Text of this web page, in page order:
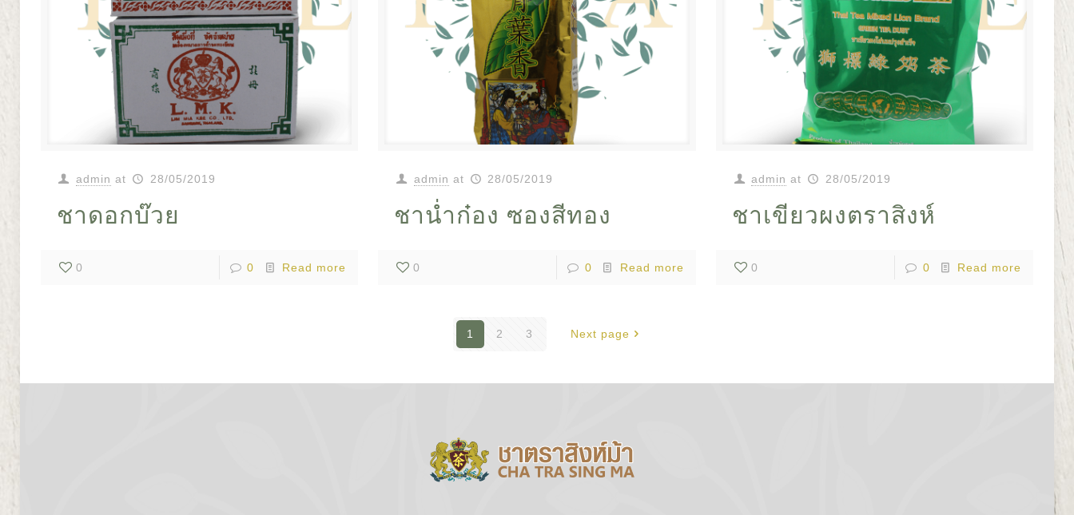
admin at 28/05/2019
ชาดอกบ๊วย
0 0 Read more
admin at 28/05/2019
ชาน่ำก๋อง ซองสีทอง
0 0 Read more
admin at 28/05/2019
ชาเขียวผงตราสิงห์
0 0 Read more
1 2 3 Next page